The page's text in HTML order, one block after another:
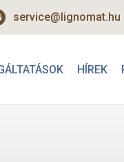
service@lignomat.hu
HÍREK